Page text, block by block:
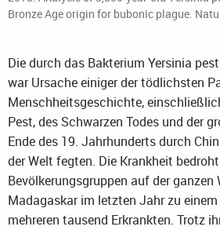
Bronze Age origin for bubonic plague.
Die durch das Bakterium Yersinia
war Ursache einiger der tödlichsten
Menschheitsgeschichte,
Pest, des Schwarzen Todes und der
Ende des 19. Jahrhunderts durch
der Welt fegten. Die Krankheit
Bevölkerungsgruppen auf der ganzen
Madagaskar im letzten Jahr zu
mehreren tausend Erkrankten. Trotz